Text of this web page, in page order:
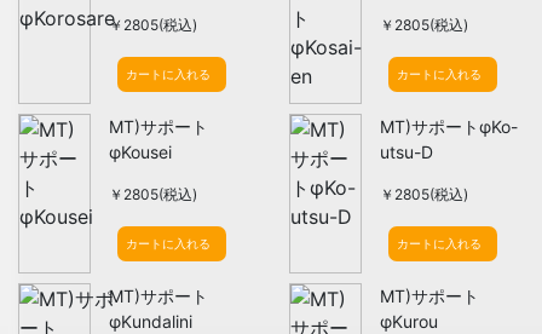
￥2805(税込)
カートに入れる
￥2805(税込)
カートに入れる
MT)サポート
φKousei
￥2805(税込)
カートに入れる
MT)サポートφKo-
utsu-D
￥2805(税込)
カートに入れる
MT)サポート
φKundalini
MT)サポート
φKurou